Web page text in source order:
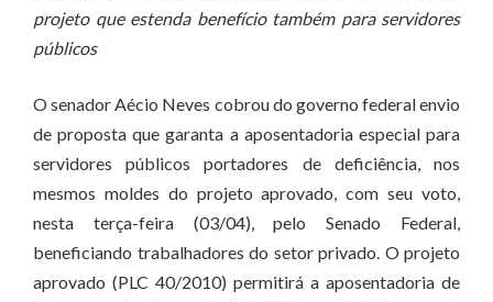
projeto que estenda benefício também para servidores
públicos
O senador Aécio Neves cobrou do governo federal envio
de proposta que garanta a aposentadoria especial para
servidores públicos portadores de deficiência, nos
mesmos moldes do projeto aprovado, com seu voto,
nesta terça-feira (03/04), pelo Senado Federal,
beneficiando trabalhadores do setor privado. O projeto
aprovado (PLC 40/2010) permitirá a aposentadoria de